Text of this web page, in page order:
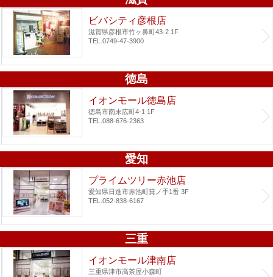
ビバシティ彦根店
滋賀県彦根市竹ヶ鼻町43-2 1F
TEL.0749-47-3900
徳島
イオンモール徳島店
徳島市南末広町4-1 1F
TEL.088-676-2363
愛知
プライムツリー赤池店
愛知県日進市赤池町箕ノ手1番 3F
TEL.052-838-6167
三重
イオンモール津南店
三重県津市高茶屋小森町